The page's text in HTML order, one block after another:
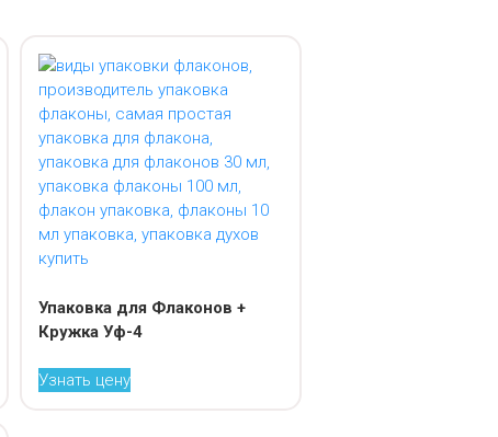
Упаковка для Флаконов +
Кружка Уф-4
Узнать цену